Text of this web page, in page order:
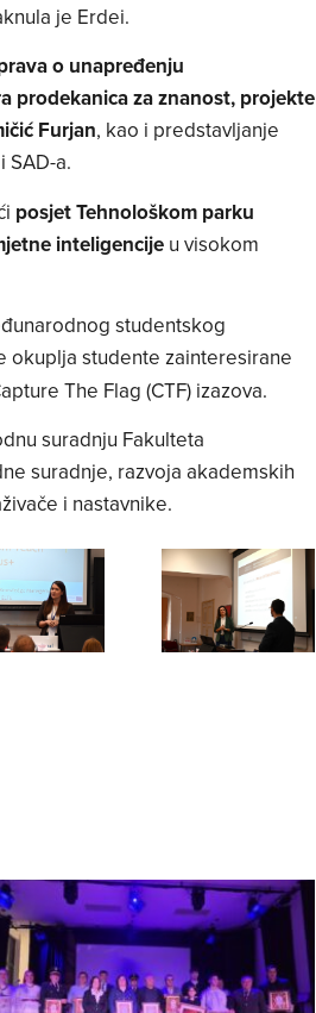
je Erdei.
o unapređenju
prodekanica za znanost, projekte
Furjan, kao i predstavljanje
SAD-a.
posjet Tehnološkom parku
inteligencijeu visokom
studentskog
okuplja studente zainteresirane
The Flag (CTF) izazova.
suradnju Fakulteta
suradnje, razvoja akademskih
i nastavnike.